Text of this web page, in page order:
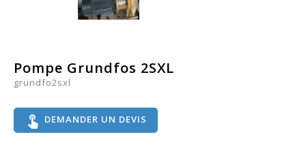
Pompe Grundfos 2SXL
grundfo2sxl
touch_app DEMANDER UN DEVIS